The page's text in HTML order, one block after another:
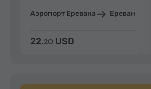
Аэропорт Еревана Ереван
22.20 USD